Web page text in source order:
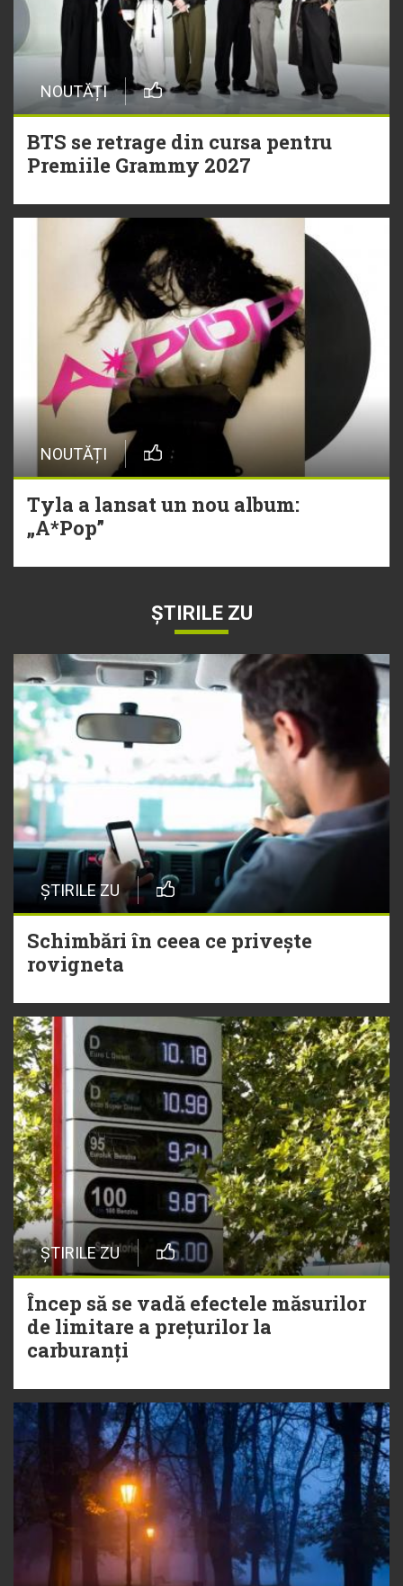
NOUTĂȚI
BTS se retrage din cursa pentru
Premiile Grammy 2027
NOUTĂȚI
Tyla a lansat un nou album:
„A*Pop”
ȘTIRILE ZU
ȘTIRILE ZU
Schimbări în ceea ce privește
rovigneta
ȘTIRILE ZU
Încep să se vadă efectele măsurilor
de limitare a prețurilor la
carburanți